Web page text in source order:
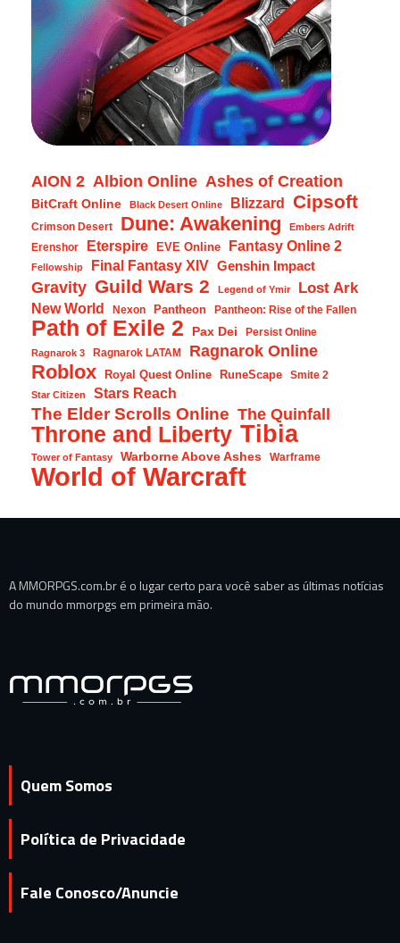
AION 2 Albion Online Ashes of Creation
BitCraft Online Black Desert Online Blizzard Cipsoft
Crimson Desert Dune: Awakening Embers Adrift
Erenshor Eterspire EVE Online Fantasy Online 2
Fellowship Final Fantasy XIV Genshin Impact
Gravity Guild Wars 2 Legend of Ymir Lost Ark
New World Nexon Pantheon Pantheon: Rise of the Fallen
Path of Exile 2 Pax Dei Persist Online
Ragnarok 3 Ragnarok LATAM Ragnarok Online
Roblox Royal Quest Online RuneScape Smite 2
Star Citizen Stars Reach
The Elder Scrolls Online The Quinfall
Throne and Liberty Tibia
Tower of Fantasy Warborne Above Ashes Warframe
World of Warcraft
A MMORPGS.com.br é o lugar certo para você saber as últimas notícias
do mundo mmorpgs em primeira mão.
Quem Somos
Política de Privacidade
Fale Conosco/Anuncie